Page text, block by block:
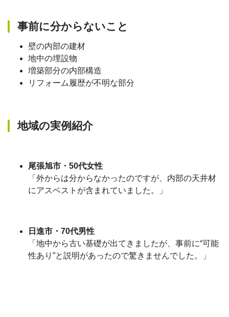
事前に分からないこと
壁の内部の建材
地中の埋設物
増築部分の内部構造
リフォーム履歴が不明な部分
地域の実例紹介
尾張旭市・50代女性
「外からは分からなかったのですが、内部の天井材
にアスベストが含まれていました。」
日進市・70代男性
「地中から古い基礎が出てきましたが、事前に“可能
性あり”と説明があったので驚きませんでした。」